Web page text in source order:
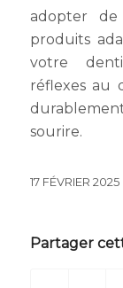
adopter de
produits
votre
réflexes au
sourire.
17 FÉVRIER 2025
Partager